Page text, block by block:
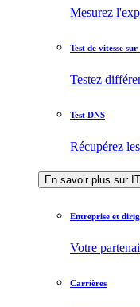
Mesurez
Test de vitesse
Testez
Test DNS
Récupérez
En savoir plus sur
Entreprise et
Votre
Carrières